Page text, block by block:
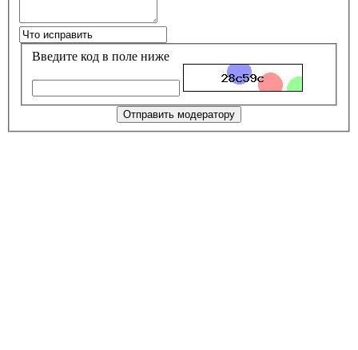
Введите код в поле ниже
Отправить модератору